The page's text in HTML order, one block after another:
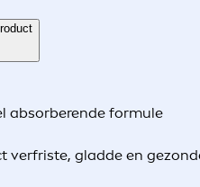
absorberende formule
verfriste, gladde en